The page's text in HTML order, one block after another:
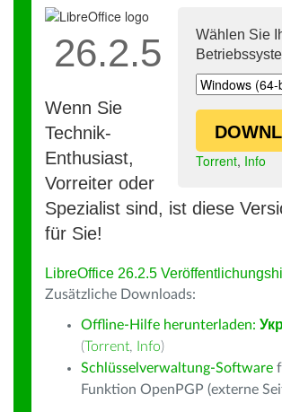
Wählen Sie
Torrent, Info
26.2.5
Wenn Sie
Technik-
Enthusiast,
Vorreiter oder
Spezialist sind, ist diese
für Sie!
LibreOffice 26.2.5
Zusätzliche Downloads:
Offline-Hilfe herunterladen:
(Torrent, Info)
Schlüsselverwaltung-Software
Funktion OpenPGP (externe